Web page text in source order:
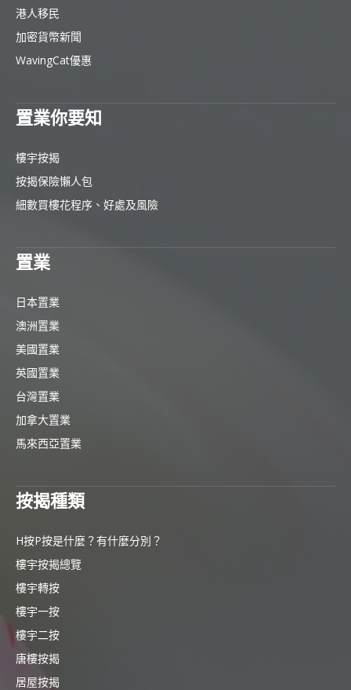
港人移民
加密貨幣新聞
WavingCat優惠
置業你要知
樓宇按揭
按揭保險懶人包
細數買樓花程序、好處及風險
置業
日本置業
澳洲置業
美國置業
英國置業
台灣置業
加拿大置業
馬來西亞置業
按揭種類
H按P按是什麼？有什麼分別？
樓宇按揭總覽
樓宇轉按
樓宇一按
樓宇二按
唐樓按揭
居屋按揭